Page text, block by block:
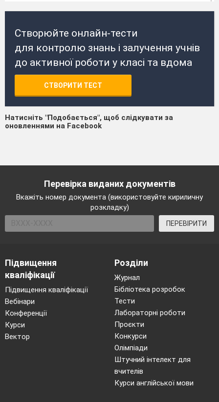
Створюйте онлайн-тести
для контролю знань і залучення учнів
до активної роботи у класі та вдома
СТВОРИТИ ТЕСТ
Натисніть "Подобається", щоб слідкувати за
оновленнями на Facebook
Перевірка виданих документів
Вкажіть номер документа (використовуйте кириличну
розкладку)
ПЕРЕВІРИТИ
Підвищення
кваліфікації
Підвищення кваліфікації
Вебінари
Конференції
Курси
Вектор
Розділи
Журнал
Бібліотека розробок
Тести
Лабораторні роботи
Проєкти
Конкурси
Олімпіади
Штучний інтелект для
вчителів
Курси англійської мови